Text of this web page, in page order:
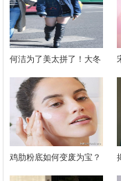
何洁为了美太拼了！大冬
鸡肋粉底如何变废为宝？